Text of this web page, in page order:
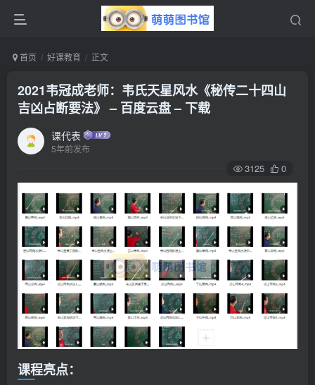
首页 好课教育 正文
2021韦冠成老师：韦氏天星风水《秘传二十四山
吉凶占断要法》 – 百度云盘 – 下载
课代表
5年前发布
3125 0
课程亮点：